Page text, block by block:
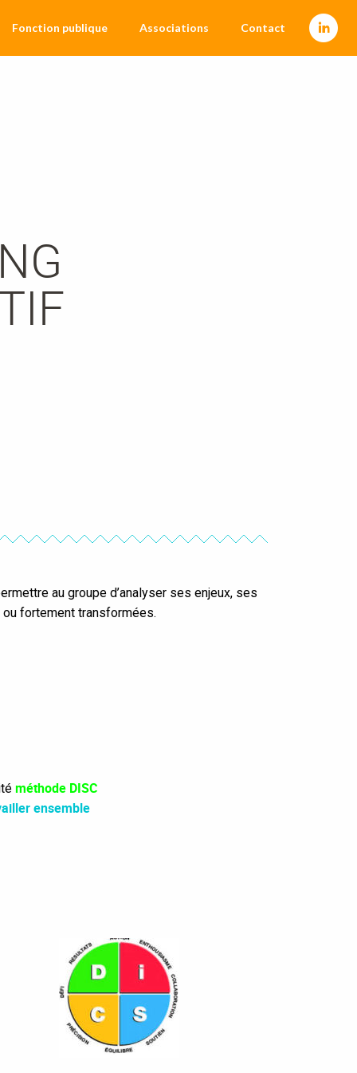
Fonction publique Associations Contact
au groupe d’analyser ses enjeux, ses
fortement transformées.
méthode DISC
ensemble